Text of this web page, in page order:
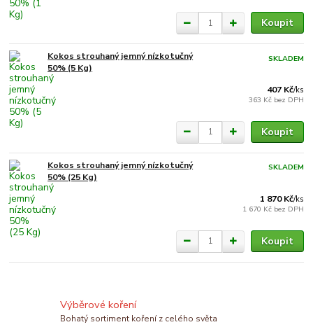
Koupit
Kokos strouhaný jemný nízkotučný
50% (5 Kg)
407 Kč/ks
363 Kč bez DPH
SKLADEM
Koupit
Kokos strouhaný jemný nízkotučný
50% (25 Kg)
1 870 Kč/ks
1 670 Kč bez DPH
SKLADEM
Koupit
Výběrové koření
Bohatý sortiment koření z celého světa